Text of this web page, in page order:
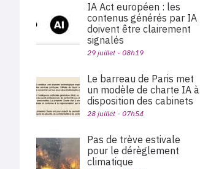
IA Act européen : les
contenus générés par IA
doivent être clairement
signalés
29 juillet - 08h19
Le barreau de Paris met
un modèle de charte IA à
disposition des cabinets
28 juillet - 07h54
Pas de trève estivale
pour le dérèglement
climatique